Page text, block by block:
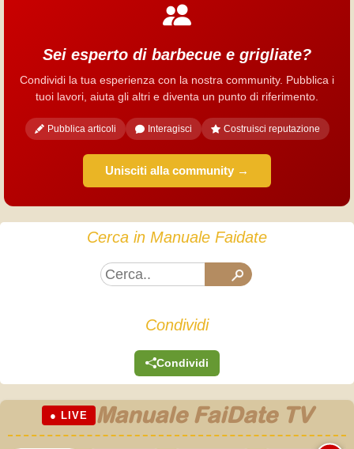
Sei esperto di barbecue e grigliate?
Condividi la tua esperienza con la nostra community. Pubblica i
tuoi lavori, aiuta gli altri e diventa un punto di riferimento.
Pubblica articoli Interagisci Costruisci reputazione
Unisciti alla community →
Cerca in Manuale Faidate
Condividi
Condividi
● LIVE Manuale FaiDate TV